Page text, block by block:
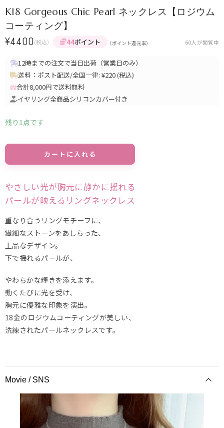
K18 Gorgeous Chic Pearl ネックレス【ロジウム
コーティング】
¥4400 (税込) 44ポイント （ポイント還元率） 60人が閲覧中
12時までの注文で当日出荷（営業日のみ）
送料：ポスト配送/全国一律: ¥220 (税込)
合計8,000円で送料無料
イヤリング全商品シリコンカバー付き
残り1点です
カートに入れる
やさしい光が胸元に静かに揺れる
パールが映えるリングネックレス
重なり合うリングモチーフに、
繊細なストーンをあしらった、
上品なデザイン。
下で揺れるパールが、
やわらかな輝きを添えます。
動くたびに光を受け、
胸元に優雅な印象を演出。
18金のロジウムコーティングが美しい、
洗練されたパールネックレスです。
Movie / SNS